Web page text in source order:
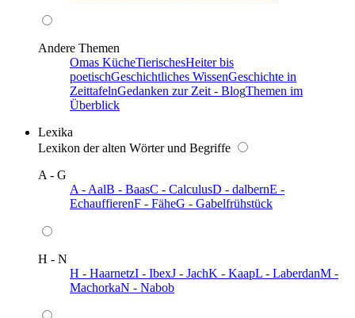
Andere Themen
Omas KücheTierischesHeiter bis
poetischGeschichtliches WissenGeschichte in
ZeittafelnGedanken zur Zeit - BlogThemen im
Überblick
Lexika
Lexikon der alten Wörter und Begriffe
A - G
A - AalB - BaasC - CalculusD - dalbernE -
EchauffierenF - FäheG - Gabelfrühstück
H - N
H - HaarnetzI - IbexJ - JachK - KaapL - LaberdanM -
MachorkaN - Nabob